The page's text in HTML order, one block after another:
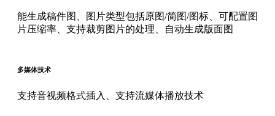
能生成稿件图、图片类型包括原图/简图/图标、可配置图
片压缩率、支持裁剪图片的处理、自动生成版面图
多媒体技术
支持音视频格式插入、支持流媒体播放技术